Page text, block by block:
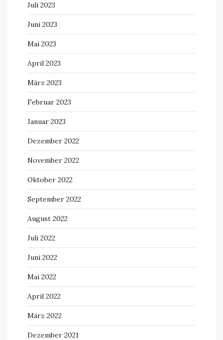
Juli 2023
Juni 2023
Mai 2023
April 2023
März 2023
Februar 2023
Januar 2023
Dezember 2022
November 2022
Oktober 2022
September 2022
August 2022
Juli 2022
Juni 2022
Mai 2022
April 2022
März 2022
Dezember 2021